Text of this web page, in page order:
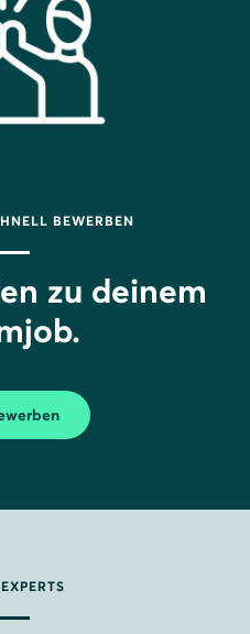
BEWERBEN
zu deinem